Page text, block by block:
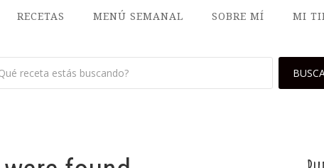
RECETAS MENÚ SEMANAL SOBRE MÍ MI